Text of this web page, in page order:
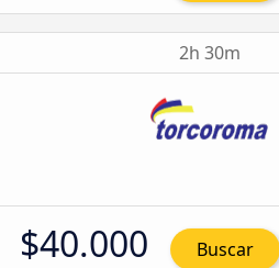
2h 30m
$40.000 Buscar